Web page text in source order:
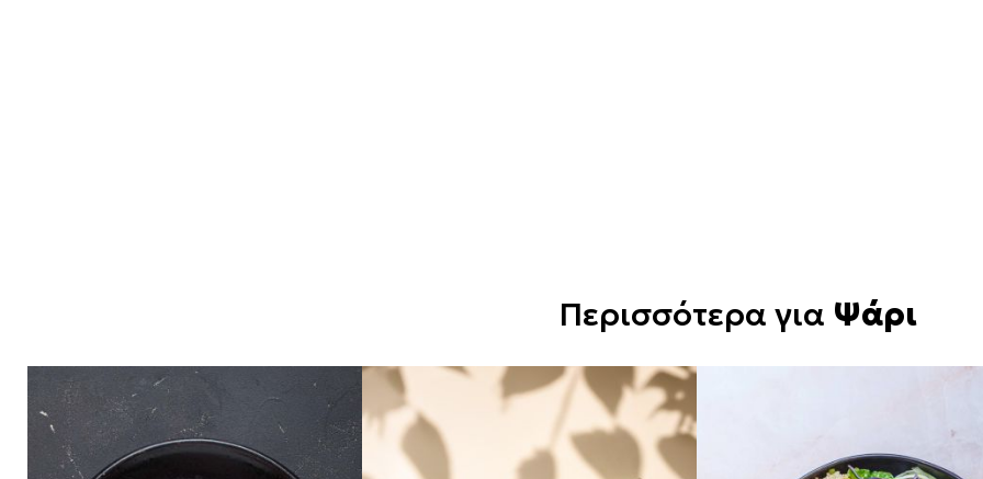
Περισσότερα για Ψάρι